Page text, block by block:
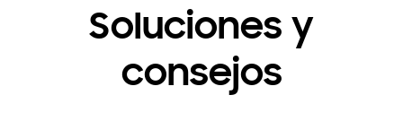
Soluciones y
consejos